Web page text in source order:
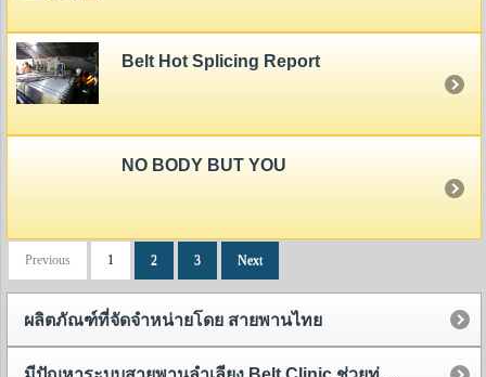
Belt Hot Splicing Report
NO BODY BUT YOU
Previous 1 2 3 Next
ผลิตภัณฑ์ที่จัดจำหน่ายโดย สายพานไทย